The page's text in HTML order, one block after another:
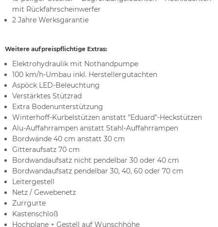
mit Rückfahrscheinwerfer
2 Jahre Werksgarantie
Weitere aufpreispflichtige Extras:
Elektrohydraulik mit Nothandpumpe
100 km/h-Umbau inkl. Herstellergutachten
Aspöck LED-Beleuchtung
Verstärktes Stützrad
Extra Bodenunterstützung
Winterhoff-Kurbelstützen anstatt "Eduard"-Heckstützen
Alu-Auffahrrampen anstatt Stahl-Auffahrrampen
Bordwände 40 cm anstatt 30 cm
Gitteraufsatz 70 cm
Bordwandaufsatz nicht pendelbar 30 oder 40 cm
Bordwandaufsatz pendelbar 30, 40, 60 oder 70 cm
Leitergestell
Netz / Gewebenetz
Zurrgurte
Kastenschloß
Hochplane + Gestell auf Wunschhöhe